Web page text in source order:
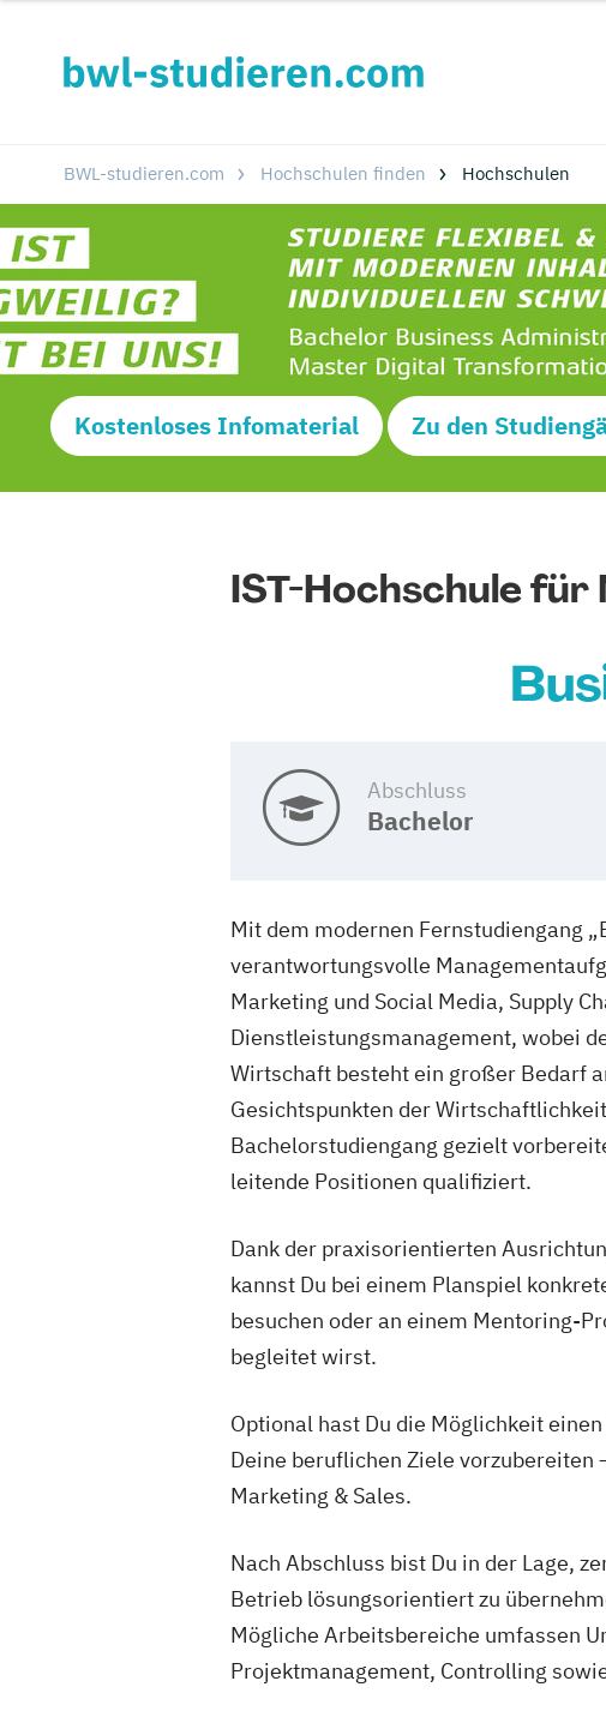
BWL-studieren.com Hochschulen finden Hochschulen
Kostenloses Infomaterial Zu den
IST-Hochschule
Abschluss
Bachelor
Mit dem modernen Fernstudiengang
verantwortungsvolle
Marketing und Social Media, Supply
Dienstleistungsmanagement, wobei
Wirtschaft besteht ein großer Bedarf
Gesichtspunkten der
Bachelorstudiengang gezielt
leitende Positionen qualifiziert.
Dank der praxisorientierten
kannst Du bei einem Planspiel
besuchen oder an einem Mentoring-
begleitet wirst.
Optional hast Du die Möglichkeit
Deine beruflichen Ziele
Marketing & Sales.
Nach Abschluss bist Du in der Lage,
Betrieb lösungsorientiert zu
Mögliche Arbeitsbereiche umfassen
Projektmanagement, Controlling